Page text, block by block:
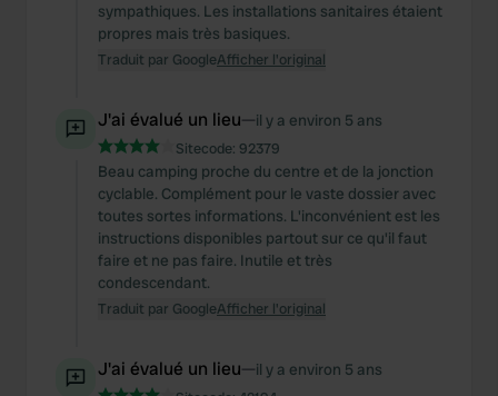
sympathiques. Les installations sanitaires étaient
propres mais très basiques.
Traduit par GoogleAfficher l'original
J'ai évalué un lieu—il y a environ 5 ans
Sitecode: 92379
Beau camping proche du centre et de la jonction
cyclable. Complément pour le vaste dossier avec
toutes sortes informations. L'inconvénient est les
instructions disponibles partout sur ce qu'il faut
faire et ne pas faire. Inutile et très
condescendant.
Traduit par GoogleAfficher l'original
J'ai évalué un lieu—il y a environ 5 ans